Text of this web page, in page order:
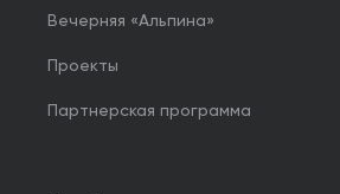
Вечерняя «Альпина»
Проекты
Партнерская программа